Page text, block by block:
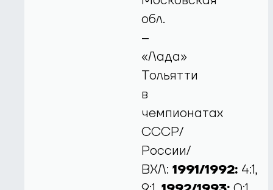
обл.
–
«Лада»
Тольятти
в
чемпионатах
СССР/
России/
ВХЛ:1991/1992: 4:1,